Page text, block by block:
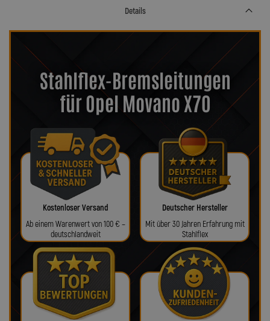
Details
Stahlflex-Bremsleitungen
für Opel Movano X70
Kostenloser Versand
Ab einem Warenwert von 100 € –
deutschlandweit
Deutscher Hersteller
Mit über 30 Jahren Erfahrung mit
Stahlflex